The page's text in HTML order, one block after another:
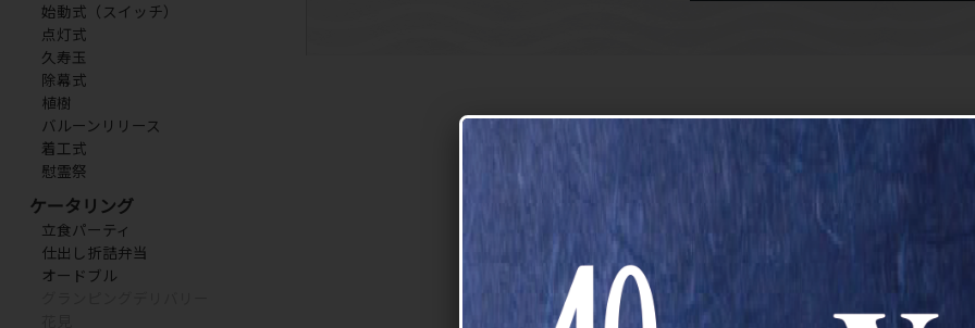
始動式（スイッチ）
点灯式
久寿玉
除幕式
植樹
バルーンリリース
着工式
慰霊祭
ケータリング
立食パーティ
仕出し折詰弁当
オードブル